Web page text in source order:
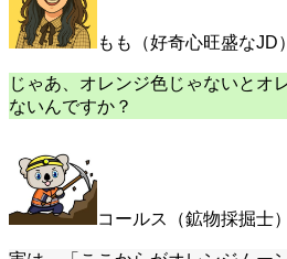
もも（好奇心旺盛なJD）
じゃあ、オレンジ色じゃないとオ
ないんですか？
コールス（鉱物採掘士）